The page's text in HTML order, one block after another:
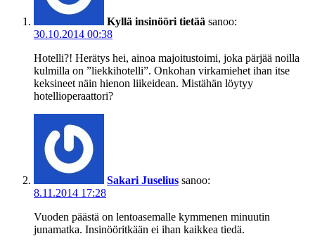
Kyllä insinööri tietää sanoo:
30.10.2014 00:38
Hotelli?! Herätys hei, ainoa majoitustoimi, joka pärjää noilla
kulmilla on ”liekkihotelli”. Onkohan virkamiehet ihan itse
keksineet näin hienon liikeidean. Mistähän löytyy
hotellioperaattori?
Sakari Juselius sanoo:
8.11.2014 17:28
Vuoden päästä on lentoasemalle kymmenen minuutin
junamatka. Insinööritkään ei ihan kaikkea tiedä.